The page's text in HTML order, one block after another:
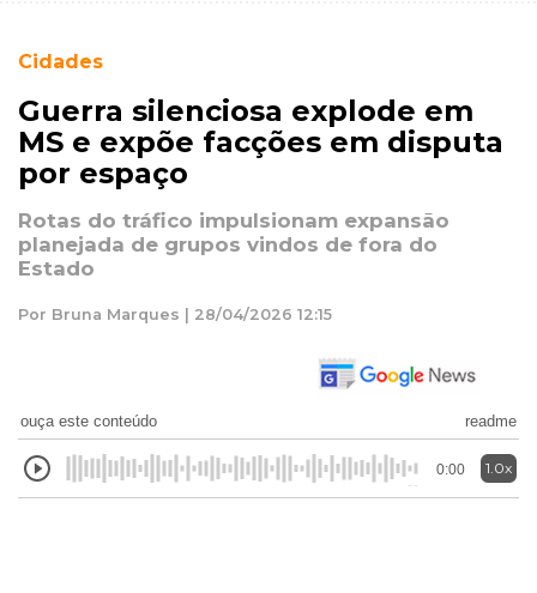
Cidades
Guerra silenciosa explode em
MS e expõe facções em disputa
por espaço
Rotas do tráfico impulsionam expansão
planejada de grupos vindos de fora do
Estado
Por Bruna Marques | 28/04/2026 12:15
ouça este conteúdo readme
0:00 1.0x